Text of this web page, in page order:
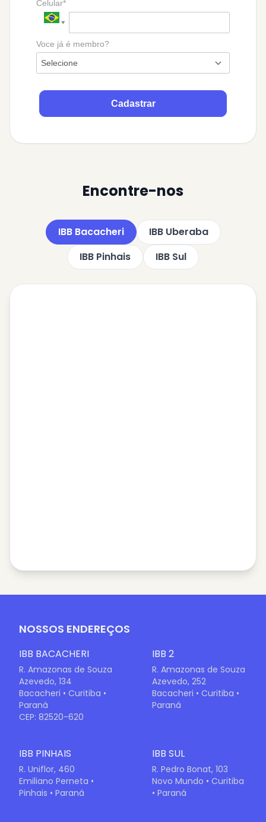
Celular*
Voce já é membro?
Cadastrar
Encontre-nos
IBB Bacacheri
IBB Uberaba
IBB Pinhais
IBB Sul
NOSSOS ENDEREÇOS
IBB BACACHERI
R. Amazonas de Souza
Azevedo, 134
Bacacheri • Curitiba •
Paraná
CEP: 82520-620
IBB 2
R. Amazonas de Souza
Azevedo, 252
Bacacheri • Curitiba •
Paraná
IBB PINHAIS
R. Uniflor, 460
Emiliano Perneta •
Pinhais • Paraná
IBB SUL
R. Pedro Bonat, 103
Novo Mundo • Curitiba
• Paraná